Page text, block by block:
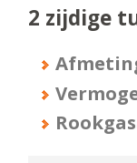
2 zijdige